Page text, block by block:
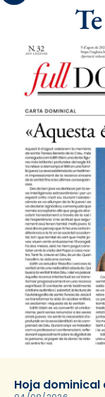
Hoja dominical